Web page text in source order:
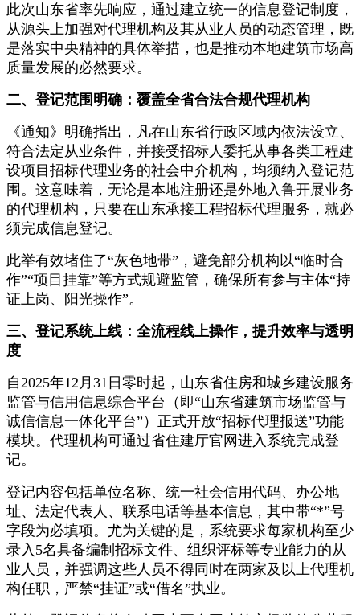
此次山东省率先响应，通过建立统一的信息登记制度，
从源头上加强对代理机构及其从业人员的动态管理，既
是落实中央精神的具体举措，也是推动本地建筑市场高
质量发展的必然要求。
二、登记范围明确：覆盖全省合法合规代理机构
《通知》明确指出，凡在山东省行政区域内依法设立、
符合法定从业条件，并接受招标人委托从事各类工程建
设项目招标代理业务的社会中介机构，均须纳入登记范
围。这意味着，无论是本地注册还是外地入鲁开展业务
的代理机构，只要在山东承接工程招标代理服务，就必
须完成信息登记。
此举有效堵住了“灰色地带”，避免部分机构以“临时合
作”“项目挂靠”等方式规避监管，确保所有参与主体“持
证上岗、阳光操作”。
三、登记系统上线：全流程线上操作，提升效率与透明
度
自2025年12月31日零时起，山东省住房和城乡建设服务
监管与信用信息综合平台（即“山东省建筑市场监管与
诚信信息一体化平台”）正式开放“招标代理报送”功能
模块。代理机构可通过省住建厅官网进入系统完成登
记。
登记内容包括单位名称、统一社会信用代码、办公地
址、法定代表人、联系电话等基本信息，其中带“*”号
字段为必填项。尤为关键的是，系统要求每家机构至少
录入5名具备编制招标文件、组织评标等专业能力的从
业人员，并强调这些人员不得同时在两家及以上代理机
构任职，严禁“挂证”或“借名”执业。